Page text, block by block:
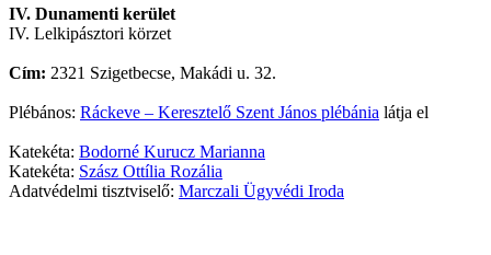
IV. Dunamenti kerület
IV. Lelkipásztori körzet
Cím: 2321 Szigetbecse, Makádi u. 32.
Plébános: Ráckeve – Keresztelő Szent János plébánia látja el
Katekéta: Bodorné Kurucz Marianna
Katekéta: Szász Ottília Rozália
Adatvédelmi tisztviselő: Marczali Ügyvédi Iroda